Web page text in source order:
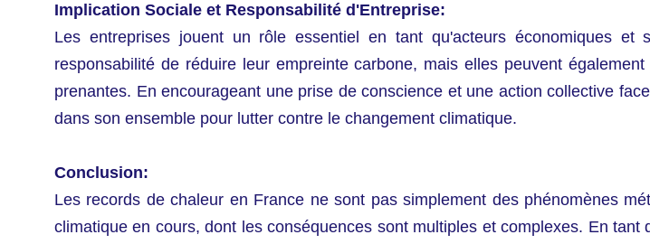
Implication Sociale et Responsabilité d'Entreprise:
Les entreprises jouent un rôle essentiel en tant qu'acteurs économiques
responsabilité de réduire leur empreinte carbone, mais elles peuvent
prenantes. En encourageant une prise de conscience et une action collective
dans son ensemble pour lutter contre le changement climatique.
Conclusion:
Les records de chaleur en France ne sont pas simplement des phénomènes
climatique en cours, dont les conséquences sont multiples et complexes. En